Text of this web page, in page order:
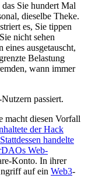
Sie hundert Mal
dieselbe Theke.
es, Sie tippen
nicht sehen
eines ausgetauscht,
Belastung
wann immer
passiert.
macht diesen Vorfall
der Hack
handelte
Web-
Konto. In ihrer
auf ein Web3-